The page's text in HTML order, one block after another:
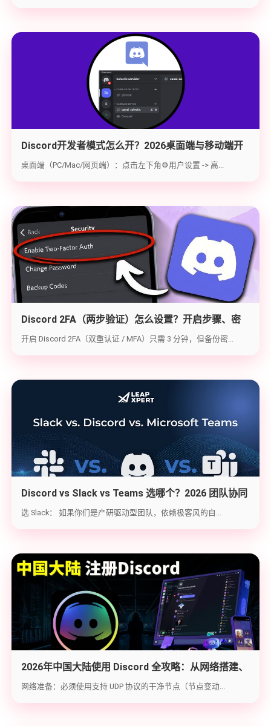
Discord开发者模式怎么开？2026桌面端与移动端开
启教程与获取ID指南
桌面端（PC/Mac/网页端）：点击左下角⚙️用户设置 -> 高...
Discord 2FA（两步验证）怎么设置？开启步骤、密
钥备份与炸号救急（2026实战版）
开启 Discord 2FA（双重认证 / MFA）只需 3 分钟，但备份密...
Discord vs Slack vs Teams 选哪个？2026 团队协同
工具实战选型指南
选 Slack： 如果你们是产研驱动型团队，依赖极客风的自...
2026年中国大陆使用 Discord 全攻略：从网络搭建、
账号注册到防封避坑
网络准备：必须使用支持 UDP 协议的干净节点（节点变动...